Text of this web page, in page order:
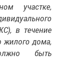
участке,
в течение
жилого дома,
быть